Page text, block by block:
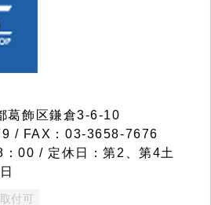
飾区鎌倉3-6-10
/ FAX：03-3658-7676
00 / 定休日：第2、第4土
付可